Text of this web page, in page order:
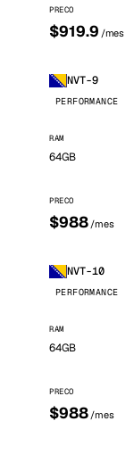
PRECO
$919.9 /mes
NVT-9
PERFORMANCE
RAM
64GB
PRECO
$988 /mes
NVT-10
PERFORMANCE
RAM
64GB
PRECO
$988 /mes